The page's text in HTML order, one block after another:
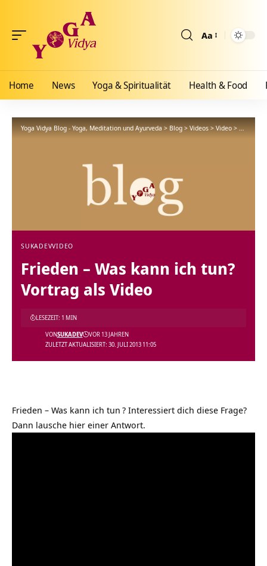
Aa
Home News Yoga & Spiritualität Health & Food
Yoga Vidya Blog - Yoga, Meditation und Ayurveda>Blog>Videos>Video>Frieden
SUKADEVVIDEO
Frieden – Was kann ich tun?
Vortrag als Video
ZULETZT AKTUALISIERT: 30. JULI 2013 11:05
VONSUKADEV VOR 13 JAHREN
LESEZEIT: 1 MIN
Frieden – Was kann ich tun ? Interessiert dich diese Frage?
Dann lausche hier einer Antwort.